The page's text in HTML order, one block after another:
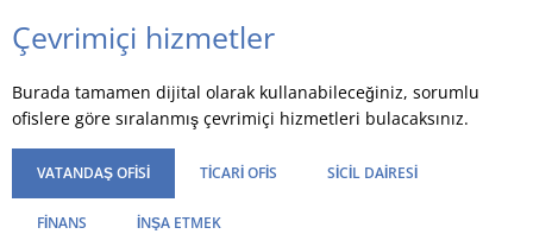
Çevrimiçi
hizmetler
Çevrimiçi hizmetler
Burada tamamen dijital olarak kullanabileceğiniz, sorumlu
ofislere göre sıralanmış çevrimiçi hizmetleri bulacaksınız.
VATANDAŞ OFISI TICARI OFIS SICIL DAIRESI
FINANS İNŞA ETMEK